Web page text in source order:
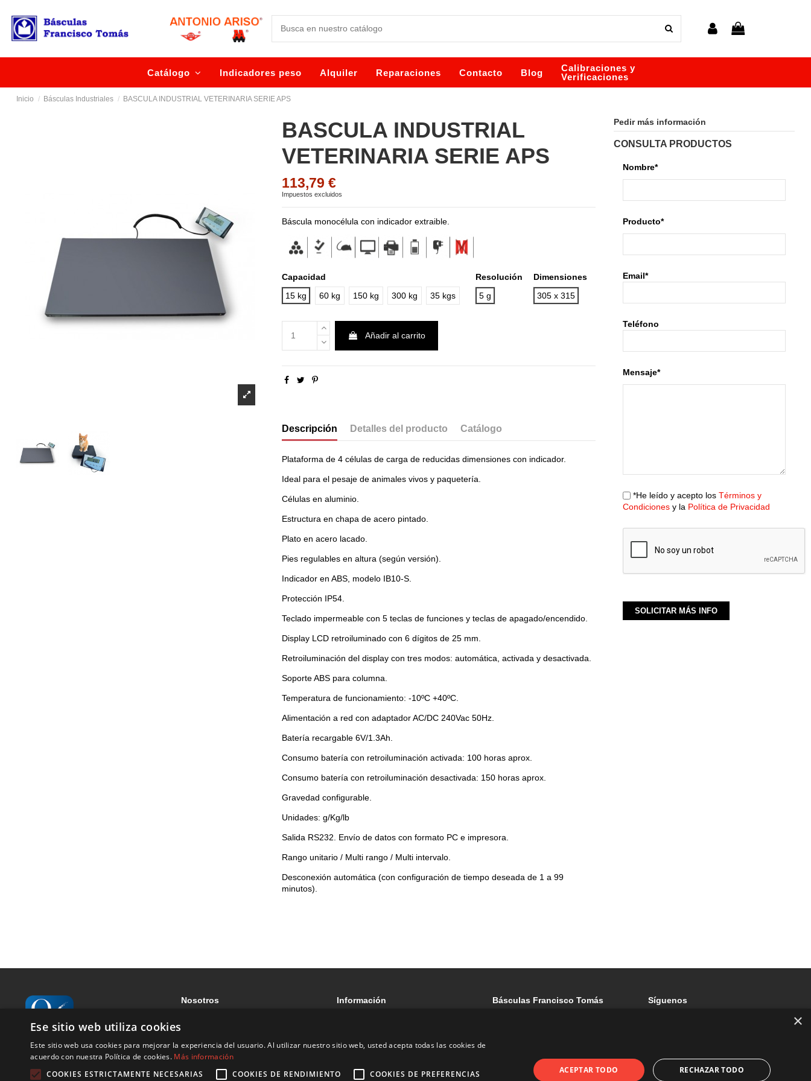
Catálogo Indicadores peso Alquiler Reparaciones Contacto Blog
Calibraciones y
Verificaciones
Inicio Básculas Industriales BASCULA INDUSTRIAL VETERINARIA SERIE APS
BASCULA INDUSTRIAL
VETERINARIA SERIE APS
113,79 €
Impuestos excluidos
Báscula monocélula con indicador extraible.
Capacidad
15 kg
60 kg 150 kg 300 kg 35 kgs
Resolución
5 g
Dimensiones
305 x 315
Añadir al carrito
Descripción Detalles del producto Catálogo
Plataforma de 4 células de carga de reducidas dimensiones con indicador.
Ideal para el pesaje de animales vivos y paquetería.
Células en aluminio.
Estructura en chapa de acero pintado.
Plato en acero lacado.
Pies regulables en altura (según versión).
Indicador en ABS, modelo IB10-S.
Protección IP54.
Teclado impermeable con 5 teclas de funciones y teclas de apagado/encendido.
Display LCD retroiluminado con 6 dígitos de 25 mm.
Retroiluminación del display con tres modos: automática, activada y desactivada.
Soporte ABS para columna.
Temperatura de funcionamiento: -10ºC +40ºC.
Alimentación a red con adaptador AC/DC 240Vac 50Hz.
Batería recargable 6V/1.3Ah.
Consumo batería con retroiluminación activada: 100 horas aprox.
Consumo batería con retroiluminación desactivada: 150 horas aprox.
Gravedad configurable.
Unidades: g/Kg/lb
Salida RS232. Envío de datos con formato PC e impresora.
Rango unitario / Multi rango / Multi intervalo.
Desconexión automática (con configuración de tiempo deseada de 1 a 99
minutos).
Pedir más información
CONSULTA PRODUCTOS
Nombre*
Producto*
Email*
Teléfono
Mensaje*
*He leído y acepto los Términos y
Condicionesy la Política de Privacidad
Nosotros
Contacto
Blog
Información
Política de cookies
Básculas Francisco Tomás
936 407 996
btomas@basculasfranciscotomas.com
Síguenos
×
Ese sitio web utiliza cookies
Este sitio web usa cookies para mejorar la experiencia del usuario. Al utilizar nuestro sitio web, usted acepta todas las cookies de
acuerdo con nuestra Política de cookies. Más información
COOKIES ESTRICTAMENTE NECESARIAS
COOKIES DE RENDIMIENTO COOKIES DE PREFERENCIAS ACEPTAR TODO RECHAZAR TODO